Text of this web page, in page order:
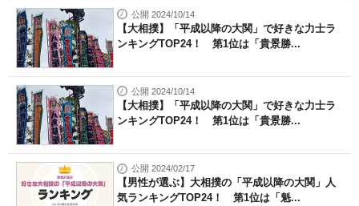
公開 2024/10/14
【大相撲】「平成以降の大関」で好きな力士ラ
ンキングTOP24！ 第1位は「貴景勝...
公開 2024/10/14
【大相撲】「平成以降の大関」で好きな力士ラ
ンキングTOP24！ 第1位は「貴景勝...
公開 2024/02/17
【男性が選ぶ】大相撲の「平成以降の大関」人
気ランキングTOP24！ 第1位は「魁...